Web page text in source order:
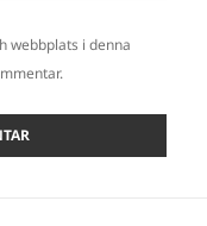
webbplats i denna